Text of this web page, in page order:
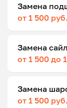
Замена
от 1 500 руб.
Замена
от 1 500 до
Замена
от 1 500 руб.